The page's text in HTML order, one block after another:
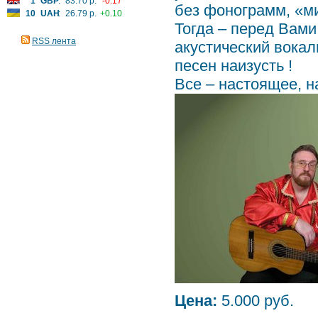
10 UAH: 26.79 р. +0.10
RSS лента
без фонограмм,
Тогда – перед
акустический
песен наизусть !
Все – настоящее,
Цена: 5.000 руб.